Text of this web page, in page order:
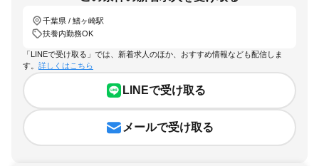
千葉県 / 鰭ヶ崎駅
扶養内勤務OK
「LINEで受け取る」では、新着求人のほか、おすすめ情報なども配信しま
す。 詳しくはこちら
LINEで受け取る
メールで受け取る